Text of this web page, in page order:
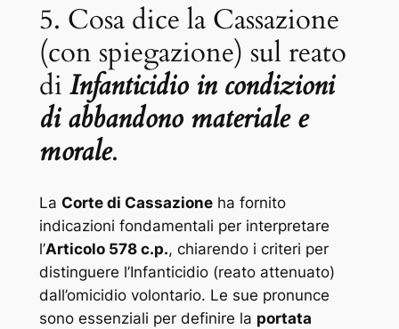
5. Cosa dice la Cassazione
(con spiegazione) sul reato
di Infanticidio in condizioni
di abbandono materiale e
morale.
La Corte di Cassazioneha fornito
indicazioni fondamentali per interpretare
l’Articolo 578 c.p., chiarendo i criteri per
distinguere l’Infanticidio (reato attenuato)
dall’omicidio volontario. Le sue pronunce
sono essenziali per definire la portata